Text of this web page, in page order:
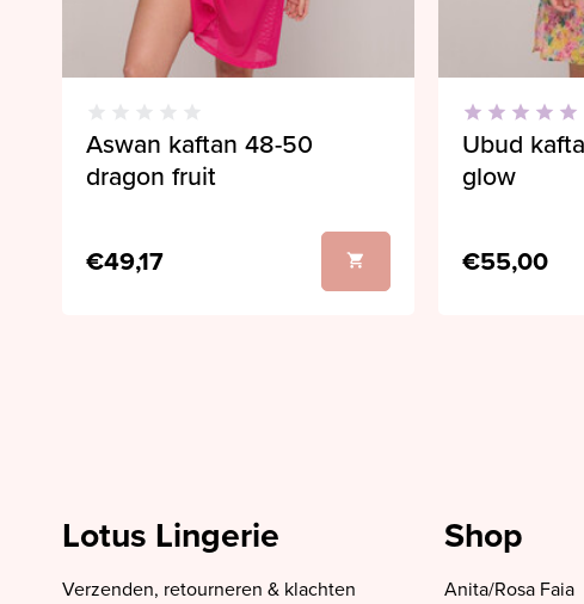
Aswan kaftan 48-50
dragon fruit
€49,17
Ubud
glow
€55,00
Lotus Lingerie
Verzenden, retourneren & klachten
Shop
Anita/Rosa Faia